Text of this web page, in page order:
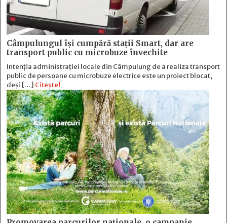
Câmpulungul îşi cumpără staţii Smart, dar are
transport public cu microbuze învechite
Intenția administrației locale din Câmpulung de a realiza transport
public de persoane cu microbuze electrice este un proiect blocat,
deși […] Citește!